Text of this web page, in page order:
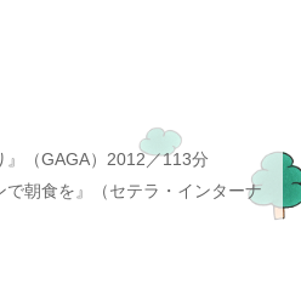
（GAGA）2012／113分
朝食を』（セテラ・インターナ